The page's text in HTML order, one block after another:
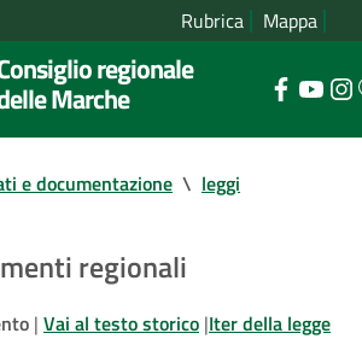
Rubrica Mappa
regionale
Marche
e documentazione \ leggi
regionali
| Vai al testo storico |Iter della legge